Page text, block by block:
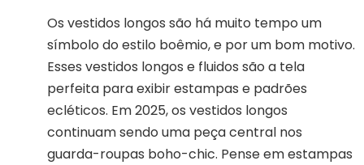
Os vestidos longos são há muito tempo um
símbolo do estilo boêmio, e por um bom motivo.
Esses vestidos longos e fluidos são a tela
perfeita para exibir estampas e padrões
ecléticos. Em 2025, os vestidos longos
continuam sendo uma peça central nos
guarda-roupas boho-chic. Pense em estampas